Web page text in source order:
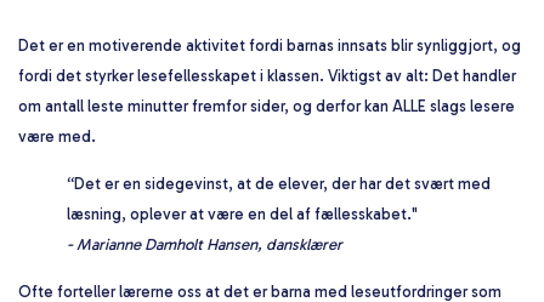
Det er en motiverende aktivitet fordi barnas innsats blir synliggjort, og
fordi det styrker lesefellesskapet i klassen. Viktigst av alt: Det handler
om antall leste minutter fremfor sider, og derfor kan ALLE slags lesere
være med.
“Det er en sidegevinst, at de elever, der har det svært med
læsning, oplever at være en del af fællesskabet."
- Marianne Damholt Hansen, dansklærer
Ofte forteller lærerne oss at det er barna med leseutfordringer som